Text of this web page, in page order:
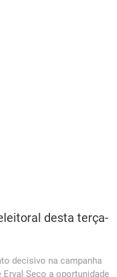
desta terça-
decisivo na campanha
Seco a oportunidade